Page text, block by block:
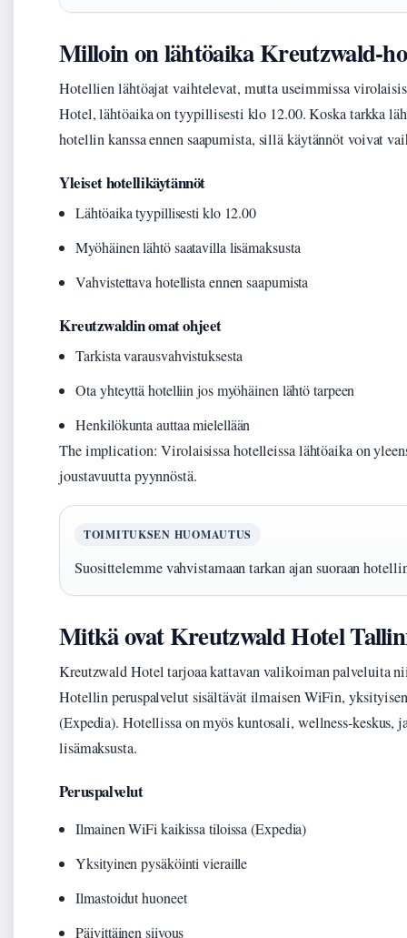
Milloin on lähtöaika Kreutzwald-
Hotellien lähtöajat vaihtelevat, mutta useimmissa
Hotel, lähtöaika on tyypillisesti klo 12.00. Koska tarkka
hotellin kanssa ennen saapumista, sillä käytännöt voivat
Yleiset hotellikäytännöt
Lähtöaika tyypillisesti klo 12.00
Myöhäinen lähtö saatavilla lisämaksusta
Vahvistettava hotellista ennen saapumista
Kreutzwaldin omat ohjeet
Tarkista varausvahvistuksesta
Ota yhteyttä hotelliin jos myöhäinen lähtö tarpeen
Henkilökunta auttaa mielellään
The implication: Virolaisissa hotelleissa lähtöaika on
joustavuutta pyynnöstä.
TOIMITUKSEN HUOMAUTUS
Suosittelemme vahvistamaan tarkan ajan suoraan
Mitkä ovat Kreutzwald Hotel
Kreutzwald Hotel tarjoaa kattavan valikoiman palveluita
Hotellin peruspalvelut sisältävät ilmaisen WiFin,
(Expedia). Hotellissa on myös kuntosali, wellness-keskus,
lisämaksusta.
Peruspalvelut
Ilmainen WiFi kaikissa tiloissa (Expedia)
Yksityinen pysäköinti vieraille
Ilmastoidut huoneet
Päivittäinen siivous